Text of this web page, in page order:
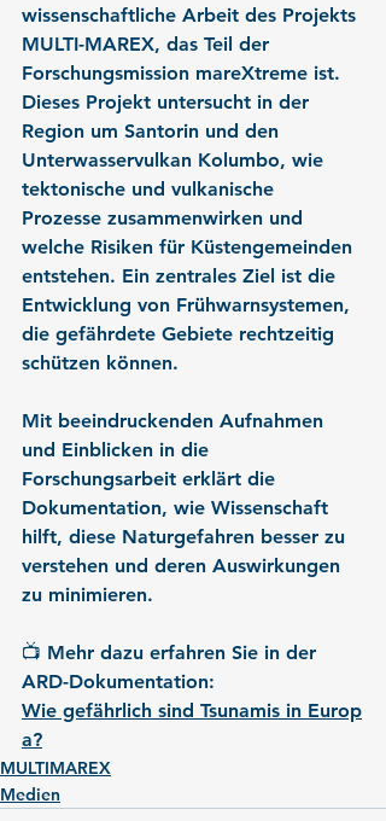
wissenschaftliche Arbeit des Projekts
MULTI-MAREX, das Teil der
Forschungsmission mareXtreme ist.
Dieses Projekt untersucht in der
Region um Santorin und den
Unterwasservulkan Kolumbo, wie
tektonische und vulkanische
Prozesse zusammenwirken und
welche Risiken für Küstengemeinden
entstehen. Ein zentrales Ziel ist die
Entwicklung von Frühwarnsystemen,
die gefährdete Gebiete rechtzeitig
schützen können.
Mit beeindruckenden Aufnahmen
und Einblicken in die
Forschungsarbeit erklärt die
Dokumentation, wie Wissenschaft
hilft, diese Naturgefahren besser zu
verstehen und deren Auswirkungen
zu minimieren.
📺 Mehr dazu erfahren Sie in der
ARD-Dokumentation:
Wie gefährlich sind Tsunamis in Europ
a?
MULTIMAREX
Medien